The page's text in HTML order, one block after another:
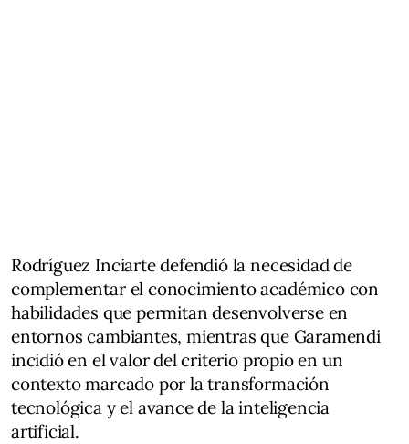
Rodríguez Inciarte defendió la necesidad de
complementar el conocimiento académico con
habilidades que permitan desenvolverse en
entornos cambiantes, mientras que Garamendi
incidió en el valor del criterio propio en un
contexto marcado por la transformación
tecnológica y el avance de la inteligencia
artificial.